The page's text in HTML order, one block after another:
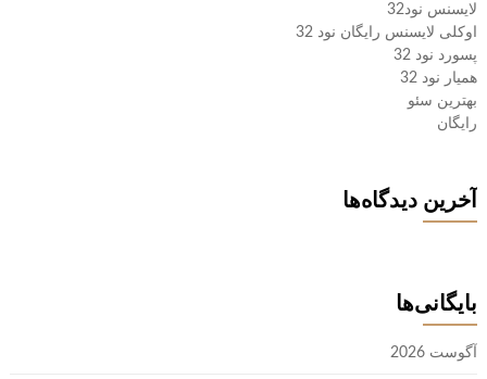
لایسنس نود32
اوکلی لایسنس رایگان نود 32
پسورد نود 32
همیار نود 32
بهترین سئو
رایگان
آخرین دیدگاه‌ها
بایگانی‌ها
آگوست 2026